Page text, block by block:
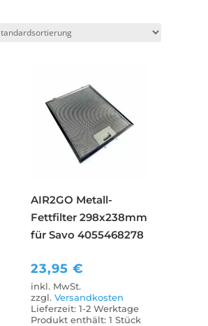
AIR2GO Metall-
Fettfilter 298x238mm
für Savo 4055468278
23,95€
inkl. MwSt.
zzgl.Versandkosten
Lieferzeit:1-2 Werktage
Produkt enthält: 1Stück